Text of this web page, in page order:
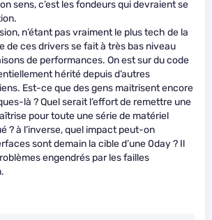
sens, c’est les fondeurs qui devraient se
n’étant pas vraiment le plus tech de la
de ces drivers se fait à très bas niveau
de performances. On est sur du code
hérité depuis d’autres
Est-ce que des gens maitrisent encore
là ? Quel serait l’effort de remettre une
pour toute une série de matériel
? à l’inverse, quel impact peut-on
sont demain la cible d’une 0day ? Il
engendrés par les failles